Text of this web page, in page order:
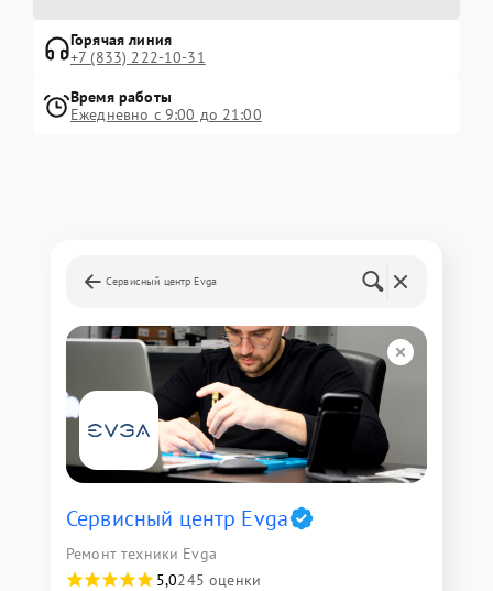
Горячая линия
+7 (833) 222-10-31
Время работы
Ежедневно с 9:00 до 21:00
Сервисный центр Evga
Сервисный центр Evga
Ремонт техники Evga
5,0245 оценки